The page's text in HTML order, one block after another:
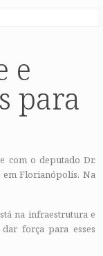
e
para
com o deputado Dr.
em Florianópolis. Na
na infraestrutura e
força para esses